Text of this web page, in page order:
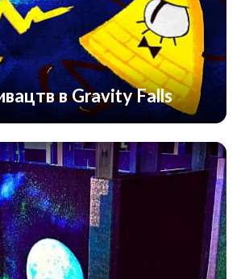
в Gravity Falls